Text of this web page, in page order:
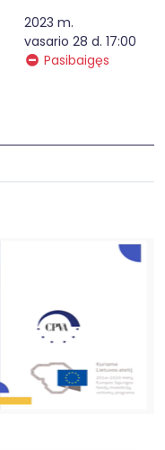
2023 m.
vasario 28 d. 17:00
Pasibaigęs